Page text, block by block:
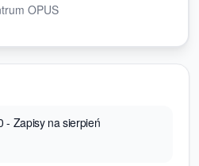
OPUS
- Zapisy na sierpień